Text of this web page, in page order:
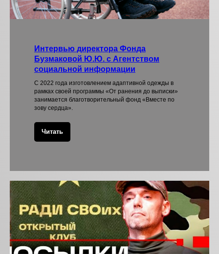
Интервью директора Фонда
Бузмаковой Ю.Ю. с Агентством
социальной информации
С 2022 года изготовлением адаптивной одежды в
рамках своей программы «От ранения до выписки»
занимается благотворительный фонд «Вместе по
зову сердца».
Читать